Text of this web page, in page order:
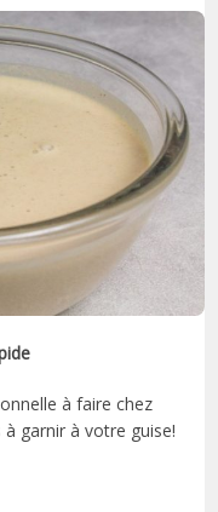
à faire chez
garnir à votre guise!